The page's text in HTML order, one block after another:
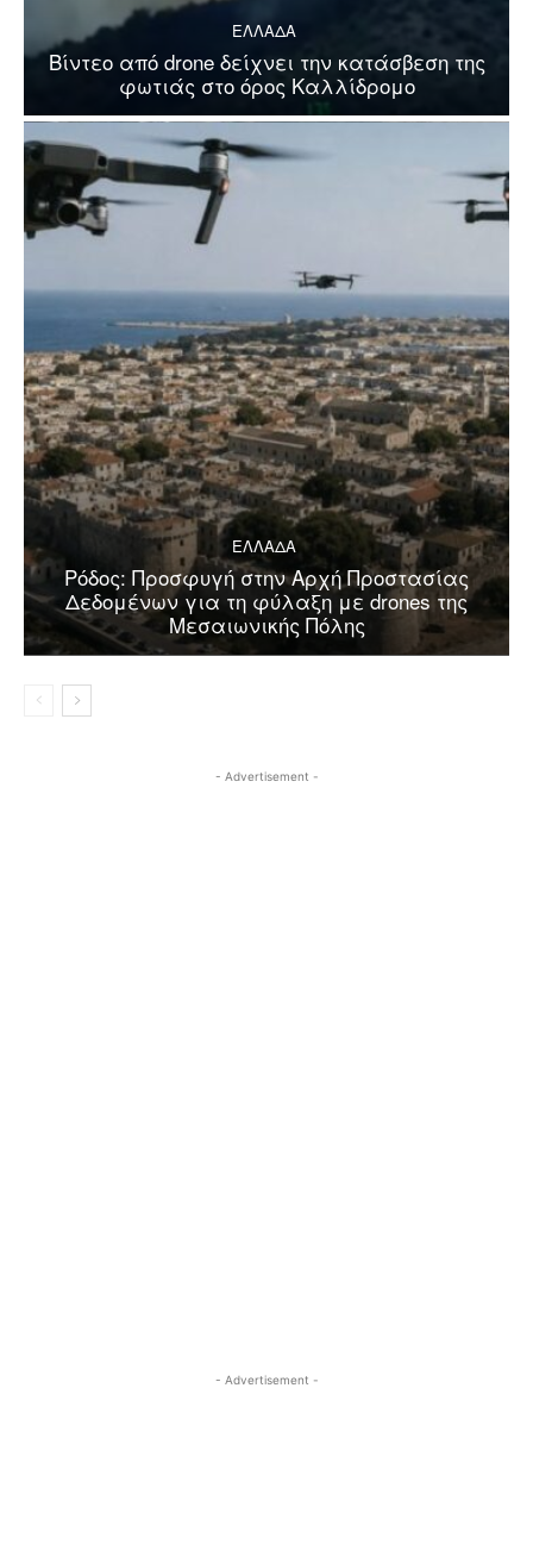
ΕΛΛΑΔΑ
Βίντεο από drone δείχνει την κατάσβεση της
φωτιάς στο όρος Καλλίδρομο
ΕΛΛΑΔΑ
Ρόδος: Προσφυγή στην Αρχή Προστασίας
Δεδομένων για τη φύλαξη με drones της
Μεσαιωνικής Πόλης
- Advertisement -
- Advertisement -